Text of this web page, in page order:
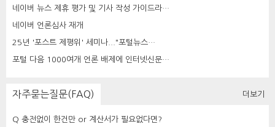
네이버 뉴스 제휴 평가 및 기사 작성 가이드라…
네이버 언론심사 재개
25년 '포스트 제평위' 세미나..."포털뉴스…
포털 다음 1000여개 언론 배제에 인터넷신문…
자주묻는질문(FAQ) 더보기
Q 충전없이 한건만 or 계산서가 필요없다면?